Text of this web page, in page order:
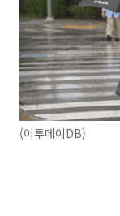
(이투데이DB)